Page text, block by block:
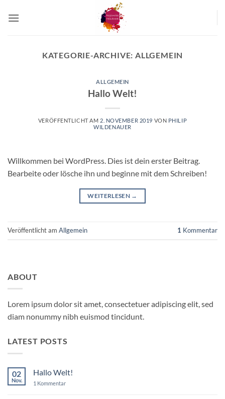
Inhalt
KATEGORIE-ARCHIVE: ALLGEMEIN
ALLGEMEIN
Hallo Welt!
VERÖFFENTLICHT AM 2. NOVEMBER 2019 VON PHILIP
WILDENAUER
Willkommen bei WordPress. Dies ist dein erster Beitrag.
Bearbeite oder lösche ihn und beginne mit dem Schreiben!
WEITERLESEN →
Veröffentlicht am Allgemein 1 Kommentar
ABOUT
Lorem ipsum dolor sit amet, consectetuer adipiscing elit, sed
diam nonummy nibh euismod tincidunt.
LATEST POSTS
02
Nov.
Hallo Welt!
1 Kommentarzu